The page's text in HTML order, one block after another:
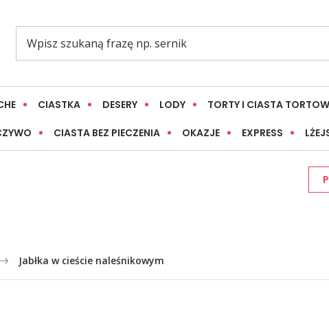
CIASTKA DESERY LODY TORTY I CIASTA
CIASTA BEZ PIECZENIA OKAZJE EXPRESS
Jabłka w cieście naleśnikowym